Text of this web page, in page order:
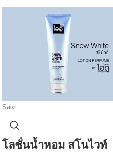
Sale
โลชั่นน้ำหอม สโนไวท์